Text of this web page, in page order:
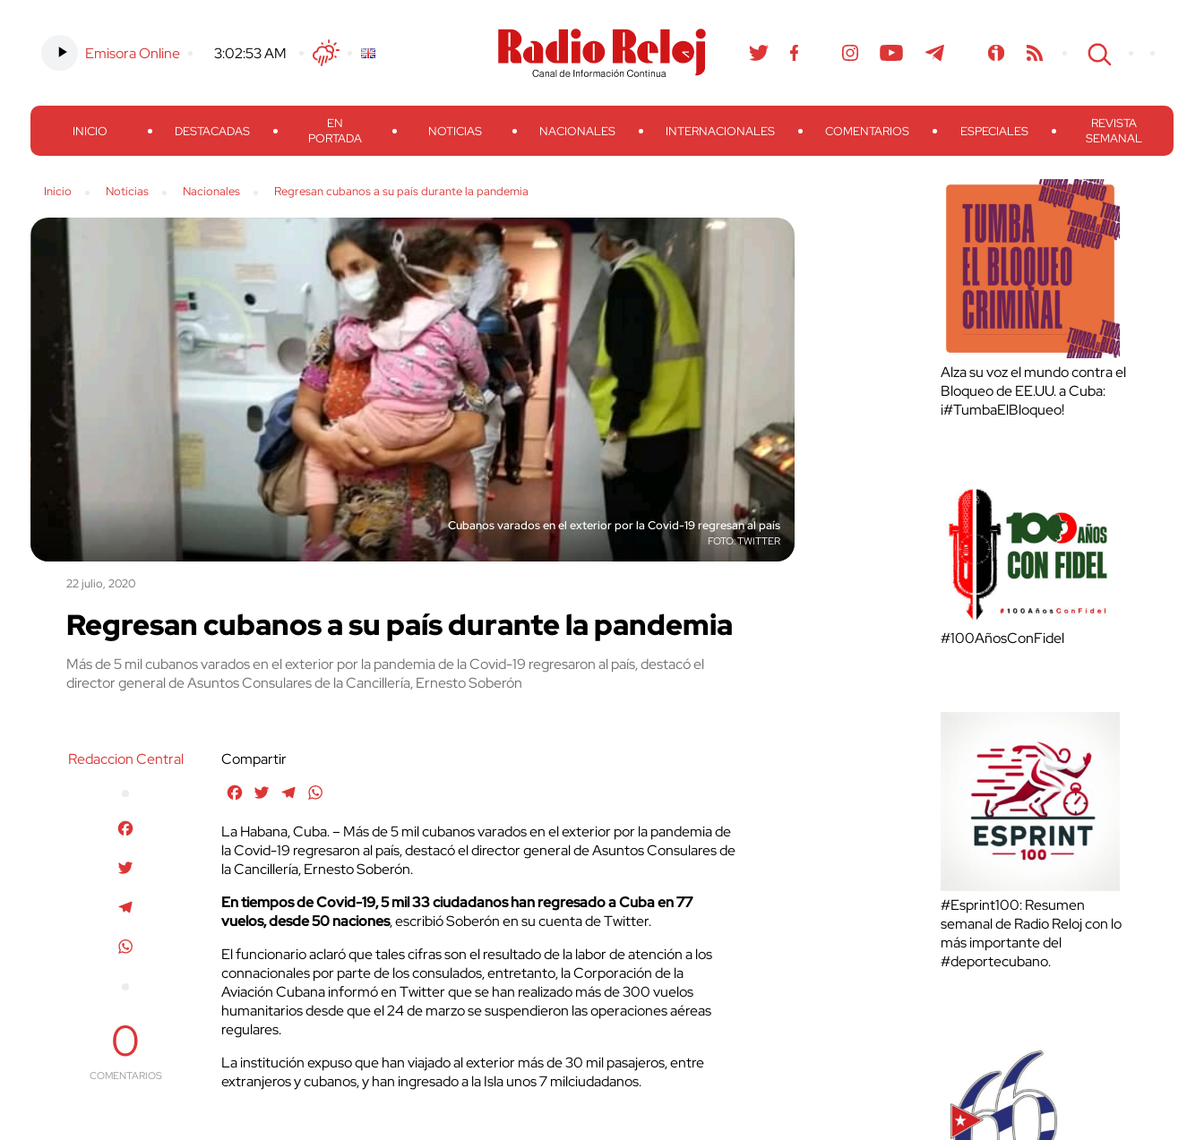
Emisora Online 3:02:54 AM TwitterFacebook
Threads
Instagram TelegramTeveo Ivoox RSS Search
INICIO DESTACADAS
EN
PORTADA
NOTICIAS NACIONALES INTERNACIONALES COMENTARIOS ESPECIALES
REVISTA
SEMANAL
Inicio Noticias Nacionales Regresan cubanos a su país durante la pandemia
Cubanos varados en el exterior por la Covid-19 regresan al país
TWITTER
22 julio, 2020
Regresan cubanos a su país durante la pandemia
Más de 5 mil cubanos varados en el exterior por la pandemia de la Covid-19 regresaron al país, destacó el
director general de Asuntos Consulares de la Cancillería, Ernesto Soberón
Redaccion Central
0
COMENTARIOS
Compartir
FacebookTwitterTelegram
La Habana, Cuba. – Más de 5 mil cubanos varados en el exterior por la pandemia de
la Covid-19 regresaron al país, destacó el director general de Asuntos Consulares de
la Cancillería, Ernesto Soberón.
En tiempos de Covid-19, 5 mil 33 ciudadanos han regresado a Cuba en 77
vuelos, desde 50 naciones, escribió Soberón en su cuenta de Twitter.
El funcionario aclaró que tales cifras son el resultado de la labor de atención a los
connacionales por parte de los consulados, entretanto, la Corporación de la
Aviación Cubana informó en Twitter que se han realizado más de 300 vuelos
humanitarios desde que el 24 de marzo se suspendieron las operaciones aéreas
regulares.
La institución expuso que han viajado al exterior más de 30 mil pasajeros, entre
extranjeros y cubanos, y han ingresado a la Isla unos 7 milciudadanos.
Alza su voz el mundo contra el
Bloqueo de EE.UU. a Cuba:
¡#TumbaElBloqueo!
#100AñosConFidel
#Esprint100: Resumen
semanal de Radio Reloj con lo
más importante del
#deportecubano.